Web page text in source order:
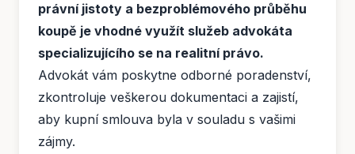
právní jistoty a bezproblémového průběhu
koupě je vhodné využít služeb advokáta
specializujícího se na realitní právo.
Advokát vám poskytne odborné poradenství,
zkontroluje veškerou dokumentaci a zajistí,
aby kupní smlouva byla v souladu s vašimi
zájmy.